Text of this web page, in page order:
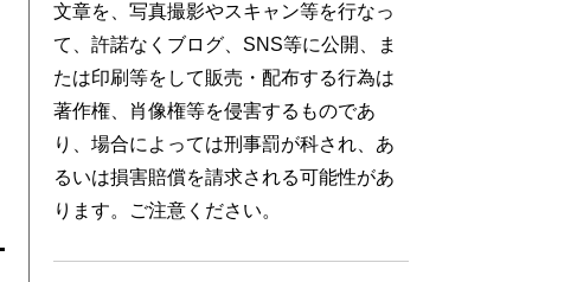
文章を、写真撮影やスキャン等を行なっ
て、許諾なくブログ、SNS等に公開、ま
たは印刷等をして販売・配布する行為は
著作権、肖像権等を侵害するものであ
り、場合によっては刑事罰が科され、あ
るいは損害賠償を請求される可能性があ
ります。ご注意ください。